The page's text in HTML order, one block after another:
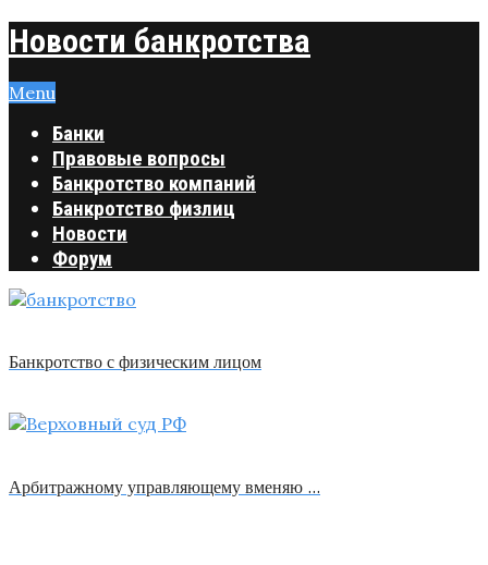
Новости банкротства
Menu
Банки
Правовые вопросы
Банкротство компаний
Банкротство физлиц
Новости
Форум
Банкротство с физическим лицом
Арбитражному управляющему вменяю …